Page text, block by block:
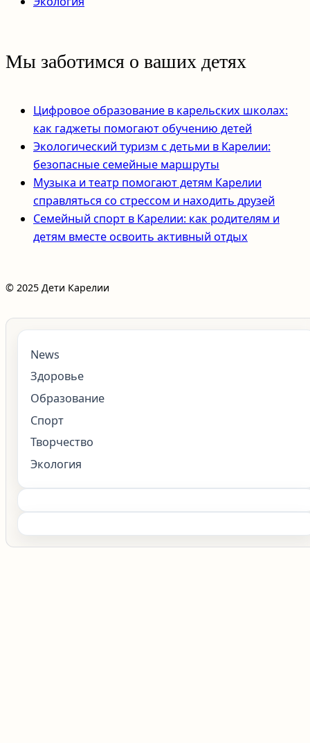
Мы заботимся о ваших детях
Цифровое образование в карельских школах:
как гаджеты помогают обучению детей
Экологический туризм с детьми в Карелии:
безопасные семейные маршруты
Музыка и театр помогают детям Карелии
справляться со стрессом и находить друзей
Семейный спорт в Карелии: как родителям и
детям вместе освоить активный отдых
© 2025 Дети Карелии
News
Здоровье
Образование
Спорт
Творчество
Экология